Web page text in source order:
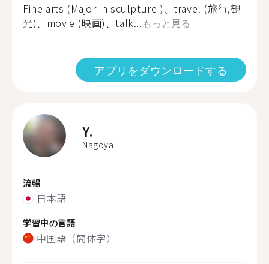
Fine arts (Major in sculpture )、travel (旅行,観
光)、movie (映画)、talk... もっと見る
アプリをダウンロードする
Y.
Nagoya
流暢
日本語
学習中の言語
中国語（簡体字）